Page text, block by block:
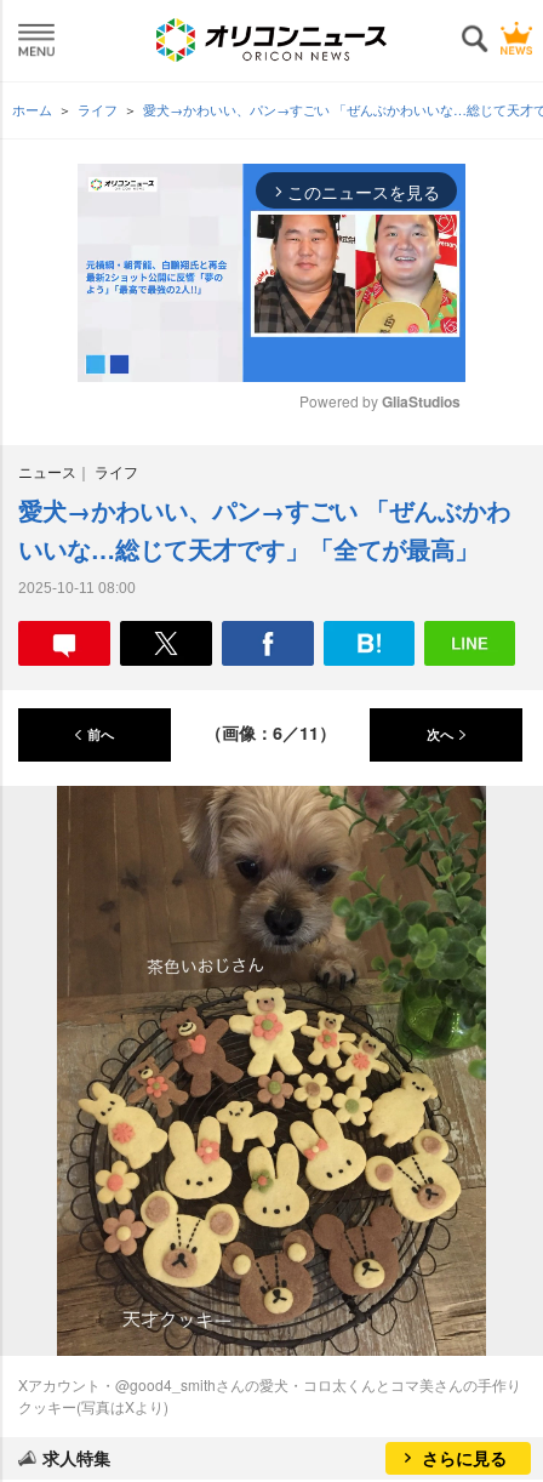
ホーム ライフ 愛犬→かわいい、パン→すごい 「ぜんぶかわいいな…総じて天才
arrow_forward_ios このニュースを見る
t
Powered by GliaStudios
ニュース ライフ
愛犬→かわいい、パン→すごい 「ぜんぶかわ
いいな…総じて天才です」「全てが最高」
2025-10-11 08:00
前へ （画像：6／11） 次へ
Xアカウント・@good4_smithさんの愛犬・コロ太くんとコマ美さんの手作り
クッキー(写真はXより)
求人特集 さらに見る